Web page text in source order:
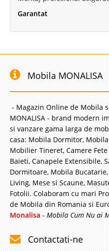
Garantat
Mobila MONALISA
- Magazin Online de Mobila
MONALISA - brand modern
si vanzare gama larga de
casa: Mobila Dormitor,
Mobilier Tineret, Camere Fete
Baieti, Canapele Extensibile,
Dormitoare, Mobila
Living, Mese si Scaune,
Fotolii. Colaboram cu mari
de Mobila din Romania si
Monalisa - Mobila Cum Nu ai
Contactati-ne